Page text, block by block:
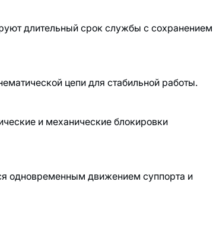
длительный срок службы с сохранением
цепи для стабильной работы.
и механические блокировки
одновременным движением суппорта и